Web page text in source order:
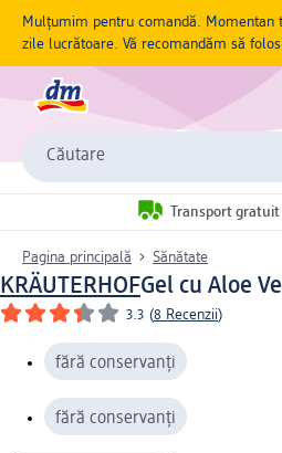
Mulțumim pentru comandă. Momentan
zile lucrătoare. Vă recomandăm să
Căutare
Transport gratuit
Pagina principală Sănătate
KRÄUTERHOFGel cu Aloe
3.3 (8 Recenzii)
fără conservanți
fără conservanți